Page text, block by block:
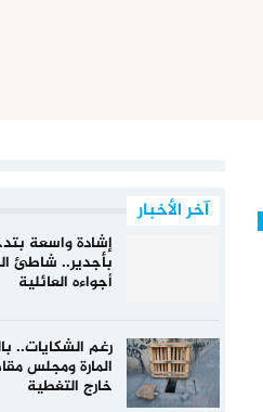
آخر الأخبار
إشادة واسعة
بأجدير.. شاطئ
أجواءه العائلية
رغم الشكايات..
المارة ومجلس
خارج التغطية